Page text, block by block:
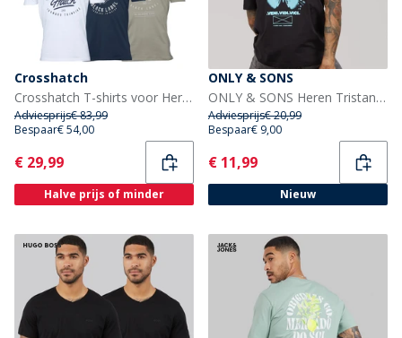
Crosshatch
Crosshatch T-shirts voor Heren Fellmire, vijf stuks, verschillende kleuren
Adviesprijs€ 83,99
Bespaar€ 54,00
Current
€ 29,99
Halve prijs of minder
ONLY & SONS
ONLY & SONS Heren Tristan Relaxed T-shirt Zwart/Veni
Adviesprijs€ 20,99
Bespaar€ 9,00
Current
€ 11,99
Nieuw